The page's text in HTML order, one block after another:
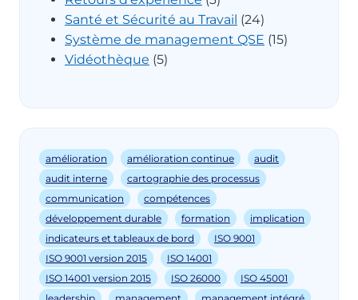
Santé et Sécurité au Travail (24)
Système de management QSE (15)
Vidéothèque (5)
amélioration amélioration continue
audit
audit interne
cartographie des processus
communication
compétences
développement durable
formation
implication
indicateurs et tableaux de bord
ISO 9001
ISO 9001 version 2015
ISO 14001
ISO 14001 version 2015
ISO 26000
ISO 45001